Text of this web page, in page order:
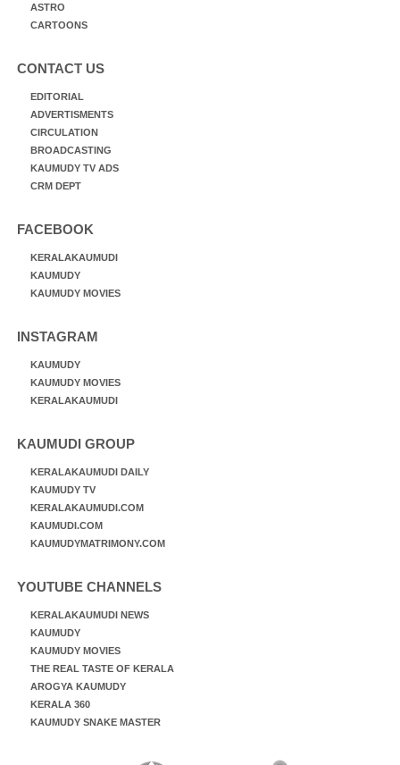
ASTRO
CARTOONS
CONTACT US
EDITORIAL
ADVERTISMENTS
CIRCULATION
BROADCASTING
KAUMUDY TV ADS
CRM DEPT
FACEBOOK
KERALAKAUMUDI
KAUMUDY
KAUMUDY MOVIES
INSTAGRAM
KAUMUDY
KAUMUDY MOVIES
KERALAKAUMUDI
KAUMUDI GROUP
KERALAKAUMUDI DAILY
KAUMUDY TV
KERALAKAUMUDI.COM
KAUMUDI.COM
KAUMUDYMATRIMONY.COM
YOUTUBE CHANNELS
KERALAKAUMUDI NEWS
KAUMUDY
KAUMUDY MOVIES
THE REAL TASTE OF KERALA
AROGYA KAUMUDY
KERALA 360
KAUMUDY SNAKE MASTER